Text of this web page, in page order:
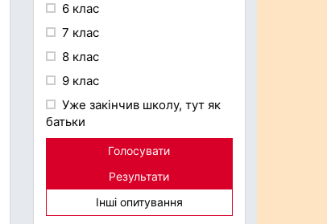
6 клас
7 клас
8 клас
9 клас
Уже закінчив школу, тут як
батьки
Голосувати
Результати
Інші опитування